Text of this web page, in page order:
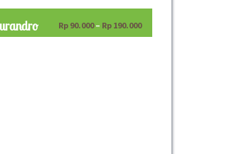
Rp90.000– Rp190.000